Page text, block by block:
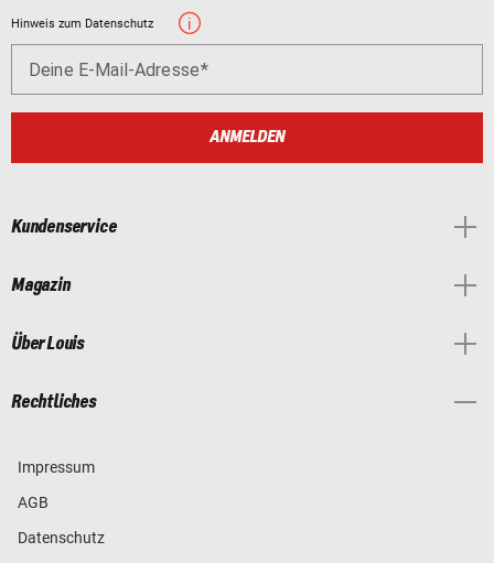
Hinweis zum Datenschutz
Deine E-Mail-Adresse
ANMELDEN
Kundenservice
Magazin
Über Louis
Rechtliches
Impressum
AGB
Datenschutz